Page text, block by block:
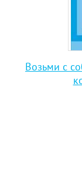
Возьми с